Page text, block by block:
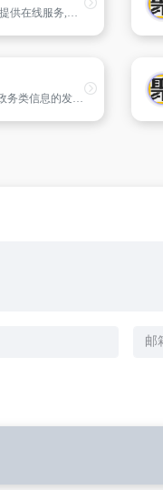
新绛政府网是发布权威政务信息,提供在线服务,与公众互动交流的信息平台,主要有新绛新闻,新绛旅游,绛州文化,特色农业,投资新绛,书记信箱,县长信箱等栏目
中国滕州政府门户网站是滕州市政务类信息的发布源,同时还组织了大量的反映滕州经济、文化和社会风貌的新闻类、文献类、服务类等方面的信息。